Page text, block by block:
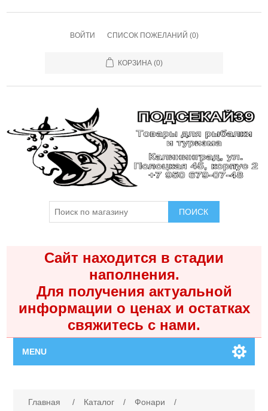
ВОЙТИ СПИСОК ПОЖЕЛАНИЙ (0)
КОРЗИНА (0)
ПОИСК
Сайт находится в стадии
наполнения.
Для получения актуальной
информации о ценах и остатках
свяжитесь с нами.
MENU
Главная / Каталог / Фонари
/